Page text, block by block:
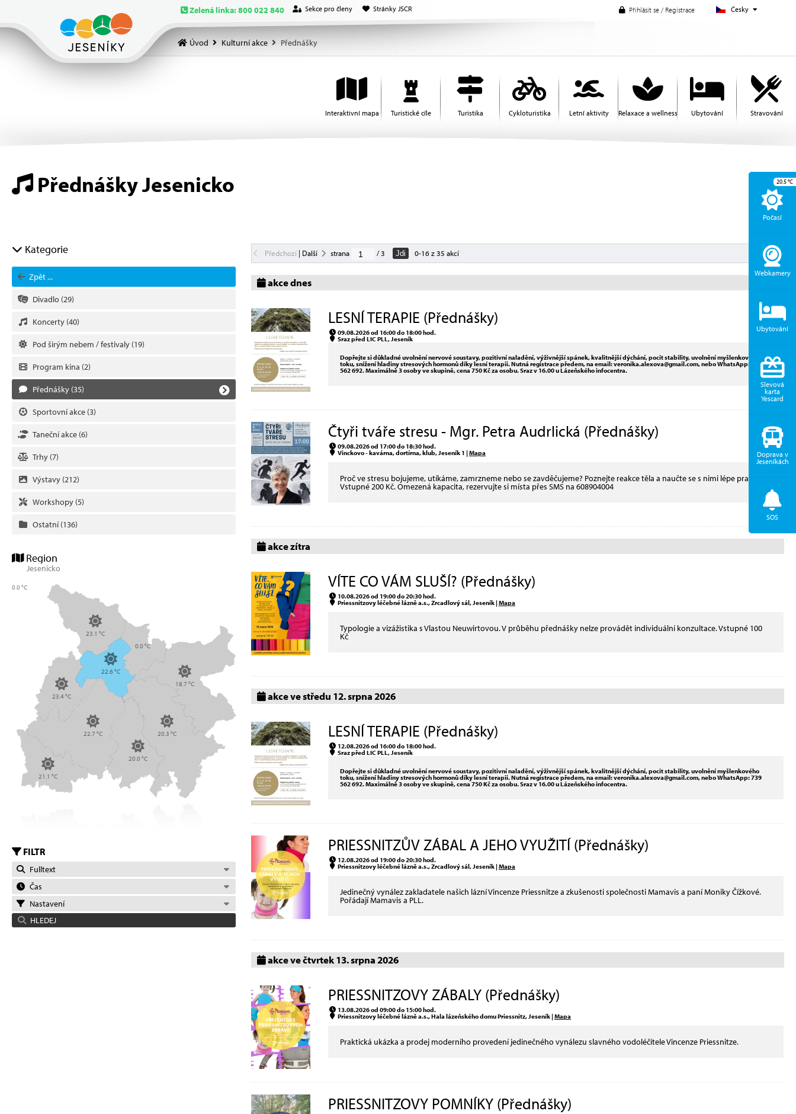
Česky
Přihlásit se / Registrace
Zelená linka: 800 022 840 Sekce pro členy Stránky JSCR
Úvod Kulturní akce Přednášky
Interaktivní mapa Turistické cíle Turistika Cykloturistika Letní aktivity Relaxace a wellness Ubytování Stravování
Přednášky Jesenicko
Kategorie
Zpět ...
Divadlo (29)
Koncerty (40)
Pod širým nebem / festivaly (19)
Program kina (2)
Přednášky (35)
Sportovní akce (3)
Taneční akce (6)
Trhy (7)
Výstavy (212)
Workshopy (5)
Ostatní(136)
Region
Jesenicko
22.6 °C
22.7 °C
23.1 °C
0.0 °C
21.1 °C
23.4 °C
20.3 °C
20.0 °C
18.7 °C
0.0 °C
FILTR
Fulltext
Čas
Nastavení
HLEDEJ
Předchozí | Další strana / 3 Jdi 0-16 z 35 akcí
akce dnes
LESNÍ TERAPIE (Přednášky)
09.08.2026 od 16:00 do 18:00 hod.
Sraz před LIC PLL, Jeseník
Dopřejte si důkladné uvolnění nervové soustavy, pozitivní naladění, výživnější spánek, kvalitnější dýchání, pocit stability, uvolnění myšlenkového
toku, snížení hladiny stresových hormonů díky lesní terapii. Nutná registrace předem, na email: veronika.alexova@gmail.com, nebo WhatsApp: 739
562 692. Maximálně 3 osoby ve skupině, cena 750 Kč za osobu. Sraz v 16.00 u Lázeňského infocentra.
Čtyři tváře stresu - Mgr. Petra Audrlická (Přednášky)
09.08.2026 od 17:00 do 18:30 hod.
Vinckovo - kavárna, dortírna, klub, Jeseník 1 |Mapa
Proč ve stresu bojujeme, utíkáme, zamrzneme nebo se zavděčujeme? Poznejte reakce těla a naučte se s nimi lépe pracovat.
Vstupné 200 Kč. Omezená kapacita, rezervujte si místa přes SMS na 608904004
akce zítra
VÍTE CO VÁM SLUŠÍ? (Přednášky)
10.08.2026 od 19:00 do 20:30 hod.
Priessnitzovy léčebné lázně a.s., Zrcadlový sál, Jeseník |Mapa
Typologie a vizážistika s Vlastou Neuwirtovou. V průběhu přednášky nelze provádět individuální konzultace. Vstupné 100
Kč
akce ve středu 12. srpna 2026
LESNÍ TERAPIE (Přednášky)
12.08.2026 od 16:00 do 18:00 hod.
Sraz před LIC PLL, Jeseník
Dopřejte si důkladné uvolnění nervové soustavy, pozitivní naladění, výživnější spánek, kvalitnější dýchání, pocit stability, uvolnění myšlenkového
toku, snížení hladiny stresových hormonů díky lesní terapii. Nutná registrace předem, na email: veronika.alexova@gmail.com, nebo WhatsApp: 739
562 692. Maximálně 3 osoby ve skupině, cena 750 Kč za osobu. Sraz v 16.00 u Lázeňského infocentra.
PRIESSNITZŮV ZÁBAL A JEHO VYUŽITÍ (Přednášky)
12.08.2026 od 19:00 do 20:30 hod.
Priessnitzovy léčebné lázně a.s., Zrcadlový sál, Jeseník |Mapa
Jedinečný vynález zakladatele našich lázní Vincenze Priessnitze a zkušenosti společnosti Mamavis a paní Moniky Čížkové.
Pořádají Mamavis a PLL.
akce ve čtvrtek 13. srpna 2026
PRIESSNITZOVY ZÁBALY (Přednášky)
13.08.2026 od 09:00 do 15:00 hod.
Priessnitzovy léčebné lázně a.s., Hala lázeňského domu Priessnitz, Jeseník |Mapa
Praktická ukázka a prodej moderního provedení jedinečného vynálezu slavného vodoléčitele Vincenze Priessnitze.
PRIESSNITZOVY POMNÍKY (Přednášky)
Počasí
20.5°C
Webkamery
Ubytování
Slevová
karta
Yescard
Doprava v
Jeseníkách
SOS